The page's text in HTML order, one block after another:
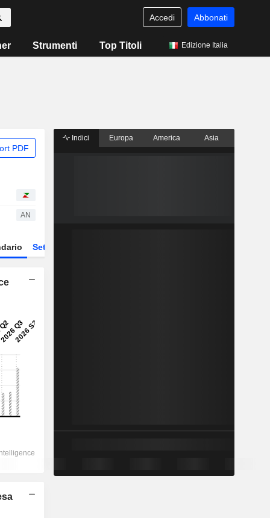
Accedi Abbonati
Strumenti Top Titoli Edizione Italia
PDF
AN
Settore
Indici Europa America Asia